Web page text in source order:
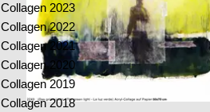
Collagen 2023
Collagen 2022
Collagen 2021
Collagen 2020
Collagen 2019
Collagen 2018